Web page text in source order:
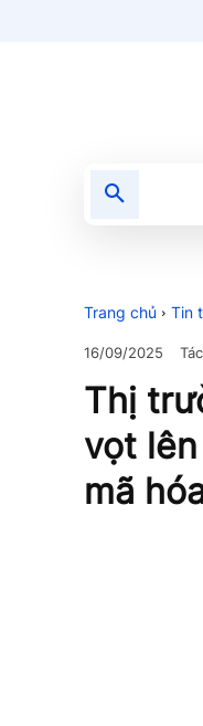
Trang chủ Tin
16/09/2025
Thị
vọt
mã